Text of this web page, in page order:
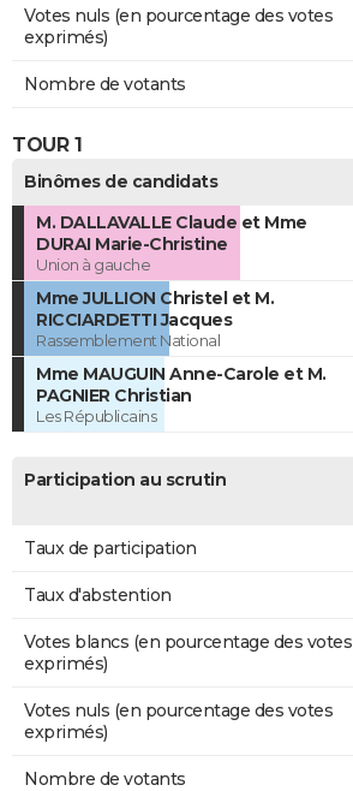
Votes nuls (en pourcentage des votes
exprimés)
Nombre de votants
TOUR 1
Binômes de candidats
M. DALLAVALLE Claude et Mme
DURAI Marie-Christine
Union à gauche
Mme JULLION Christel et M.
RICCIARDETTI Jacques
Rassemblement National
Mme MAUGUIN Anne-Carole et M.
PAGNIER Christian
Les Républicains
Participation au scrutin
Taux de participation
Taux d'abstention
Votes blancs (en pourcentage des votes
exprimés)
Votes nuls (en pourcentage des votes
exprimés)
Nombre de votants